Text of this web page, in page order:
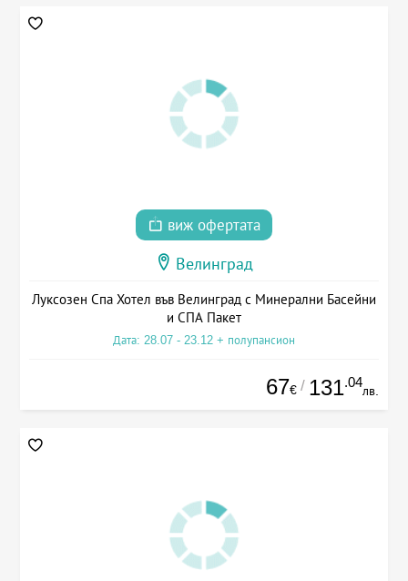
виж офертата
Велинград
Луксозен Спа Хотел във Велинград с Минерални Басейни
и СПА Пакет
Дата: 28.07 - 23.12 + полупансион
67€ / 131.04
лв.